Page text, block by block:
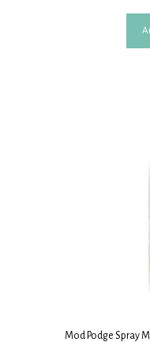
Mod Podge Spray